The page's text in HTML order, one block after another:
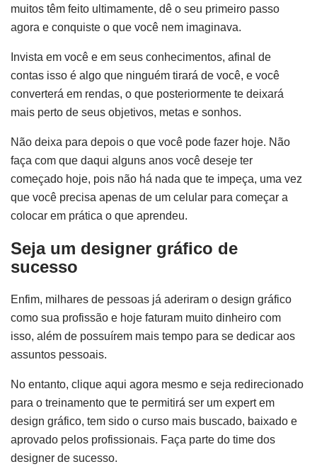
muitos têm feito ultimamente, dê o seu primeiro passo
agora e conquiste o que você nem imaginava.
Invista em você e em seus conhecimentos, afinal de
contas isso é algo que ninguém tirará de você, e você
converterá em rendas, o que posteriormente te deixará
mais perto de seus objetivos, metas e sonhos.
Não deixa para depois o que você pode fazer hoje. Não
faça com que daqui alguns anos você deseje ter
começado hoje, pois não há nada que te impeça, uma vez
que você precisa apenas de um celular para começar a
colocar em prática o que aprendeu.
Seja um designer gráfico de
sucesso
Enfim, milhares de pessoas já aderiram o design gráfico
como sua profissão e hoje faturam muito dinheiro com
isso, além de possuírem mais tempo para se dedicar aos
assuntos pessoais.
No entanto, clique aqui agora mesmo e seja redirecionado
para o treinamento que te permitirá ser um expert em
design gráfico, tem sido o curso mais buscado, baixado e
aprovado pelos profissionais. Faça parte do time dos
designer de sucesso.